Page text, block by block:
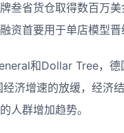
叁省货仓取得数百万
资首要用于单店模型晋
和Dollar Tree，
济增速的放缓，经济
人群增加趋势。